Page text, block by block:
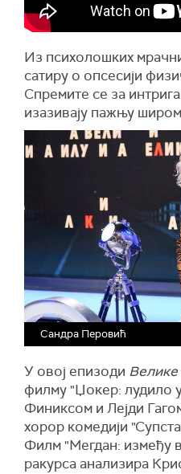
Из психолошких
сатиру о опсесији
Спремите се за
изазивају пажњу
Сандра Перовић
У овој епизоди Велике
филму "Џокер: лудило
Финиксом и Лејди
хорор комедији
Филм "Мегдан: између
ракурса анализира